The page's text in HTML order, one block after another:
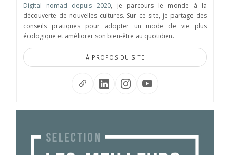
Digital nomad depuis 2020, je parcours le monde à la
découverte de nouvelles cultures. Sur ce site, je partage des
conseils pratiques pour adopter un mode de vie plus
écologique et améliorer son bien-être au quotidien.
À PROPOS DU SITE